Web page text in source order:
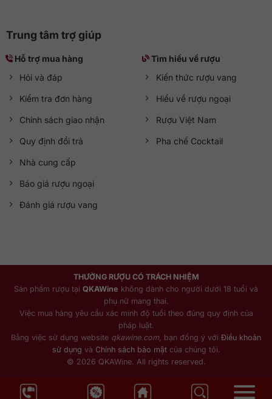
Trung tâm trợ giúp
Hỗ trợ mua hàng
Hỏi và đáp
Kiểm tra đơn hàng
Chính sách giao nhận
Quy định đổi trả
Nhà cung cấp
Báo giá rượu ngoại
Đánh giá rượu vang
Tìm hiểu về rượu
Kiến thức rượu vang
Hiểu về rượu ngoại
Rượu Việt Nam
Pha chế Cocktail
THƯỞNG RƯỢU CÓ TRÁCH NHIỆM
Sản phẩm rượu tại QKAWine không dành cho người dưới 18 tuổi và
phụ nữ mang thai.
Việc mua hàng yêu cầu xác minh độ tuổi theo đúng quy định của
pháp luật.
Bằng việc sử dụng website qkawine.com , bạn đồng ý với Điều khoản
sử dụng và Chính sách bảo mậtcủa chúng tôi.
© 2026 QKAWine. All rights reserved.